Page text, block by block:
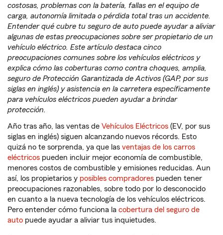
costosas, problemas con la batería, fallas en el equipo de
carga, autonomía limitada o pérdida total tras un accidente.
Entender qué cubre tu seguro de auto puede ayudar a aliviar
algunas de estas preocupaciones sobre ser propietario de un
vehículo eléctrico. Este artículo destaca cinco
preocupaciones comunes sobre los vehículos eléctricos y
explica cómo las coberturas como contra choques, amplia,
seguro de Protección Garantizada de Activos (GAP, por sus
siglas en inglés) y asistencia en la carretera específicamente
para vehículos eléctricos pueden ayudar a brindar
protección.
Año tras año, las ventas de Vehículos Eléctricos (EV, por sus
siglas en inglés) siguen alcanzando nuevos récords. Esto
quizá no te sorprenda, ya que las ventajas de los carros
eléctricos pueden incluir mejor economía de combustible,
menores costos de combustible y emisiones reducidas. Aun
así, los propietarios y posibles compradores pueden tener
preocupaciones razonables, sobre todo por lo desconocido
en cuanto a la nueva tecnología de los vehículos eléctricos.
Pero entender cómo funciona la cobertura del seguro de
auto puede ayudar a aliviar tus inquietudes.